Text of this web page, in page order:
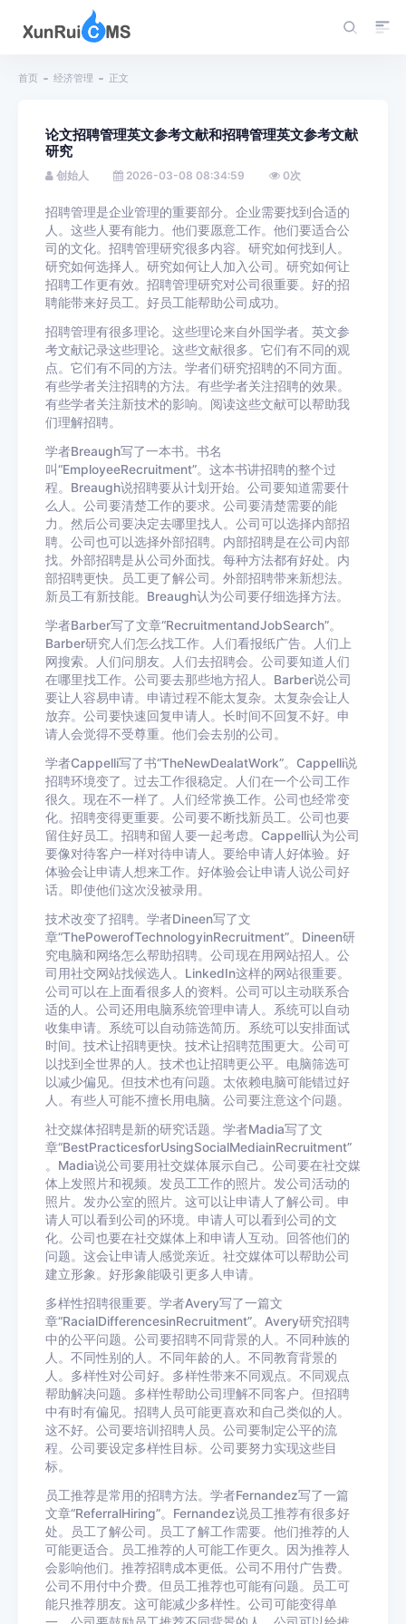
首页 经济管理 正文
论文招聘管理英文参考文献和招聘管理英文参考文献
研究
创始人 2026-03-08 08:34:59 0次
招聘管理是企业管理的重要部分。企业需要找到合适的
人。这些人要有能力。他们要愿意工作。他们要适合公
司的文化。招聘管理研究很多内容。研究如何找到人。
研究如何选择人。研究如何让人加入公司。研究如何让
招聘工作更有效。招聘管理研究对公司很重要。好的招
聘能带来好员工。好员工能帮助公司成功。
招聘管理有很多理论。这些理论来自外国学者。英文参
考文献记录这些理论。这些文献很多。它们有不同的观
点。它们有不同的方法。学者们研究招聘的不同方面。
有些学者关注招聘的方法。有些学者关注招聘的效果。
有些学者关注新技术的影响。阅读这些文献可以帮助我
们理解招聘。
学者Breaugh写了一本书。书名
叫“EmployeeRecruitment”。这本书讲招聘的整个过
程。Breaugh说招聘要从计划开始。公司要知道需要什
么人。公司要清楚工作的要求。公司要清楚需要的能
力。然后公司要决定去哪里找人。公司可以选择内部招
聘。公司也可以选择外部招聘。内部招聘是在公司内部
找。外部招聘是从公司外面找。每种方法都有好处。内
部招聘更快。员工更了解公司。外部招聘带来新想法。
新员工有新技能。Breaugh认为公司要仔细选择方法。
学者Barber写了文章“RecruitmentandJobSearch”。
Barber研究人们怎么找工作。人们看报纸广告。人们上
网搜索。人们问朋友。人们去招聘会。公司要知道人们
在哪里找工作。公司要去那些地方招人。Barber说公司
要让人容易申请。申请过程不能太复杂。太复杂会让人
放弃。公司要快速回复申请人。长时间不回复不好。申
请人会觉得不受尊重。他们会去别的公司。
学者Cappelli写了书“TheNewDealatWork”。Cappelli说
招聘环境变了。过去工作很稳定。人们在一个公司工作
很久。现在不一样了。人们经常换工作。公司也经常变
化。招聘变得更重要。公司要不断找新员工。公司也要
留住好员工。招聘和留人要一起考虑。Cappelli认为公司
要像对待客户一样对待申请人。要给申请人好体验。好
体验会让申请人想来工作。好体验会让申请人说公司好
话。即使他们这次没被录用。
技术改变了招聘。学者Dineen写了文
章“ThePowerofTechnologyinRecruitment”。Dineen研
究电脑和网络怎么帮助招聘。公司现在用网站招人。公
司用社交网站找候选人。LinkedIn这样的网站很重要。
公司可以在上面看很多人的资料。公司可以主动联系合
适的人。公司还用电脑系统管理申请人。系统可以自动
收集申请。系统可以自动筛选简历。系统可以安排面试
时间。技术让招聘更快。技术让招聘范围更大。公司可
以找到全世界的人。技术也让招聘更公平。电脑筛选可
以减少偏见。但技术也有问题。太依赖电脑可能错过好
人。有些人可能不擅长用电脑。公司要注意这个问题。
社交媒体招聘是新的研究话题。学者Madia写了文
章“BestPracticesforUsingSocialMediainRecruitment”
。Madia说公司要用社交媒体展示自己。公司要在社交媒
体上发照片和视频。发员工工作的照片。发公司活动的
照片。发办公室的照片。这可以让申请人了解公司。申
请人可以看到公司的环境。申请人可以看到公司的文
化。公司也要在社交媒体上和申请人互动。回答他们的
问题。这会让申请人感觉亲近。社交媒体可以帮助公司
建立形象。好形象能吸引更多人申请。
多样性招聘很重要。学者Avery写了一篇文
章“RacialDifferencesinRecruitment”。Avery研究招聘
中的公平问题。公司要招聘不同背景的人。不同种族的
人。不同性别的人。不同年龄的人。不同教育背景的
人。多样性对公司好。多样性带来不同观点。不同观点
帮助解决问题。多样性帮助公司理解不同客户。但招聘
中有时有偏见。招聘人员可能更喜欢和自己类似的人。
这不好。公司要培训招聘人员。公司要制定公平的流
程。公司要设定多样性目标。公司要努力实现这些目
标。
员工推荐是常用的招聘方法。学者Fernandez写了一篇
文章“ReferralHiring”。Fernandez说员工推荐有很多好
处。员工了解公司。员工了解工作需要。他们推荐的人
可能更适合。员工推荐的人可能工作更久。因为推荐人
会影响他们。推荐招聘成本更低。公司不用付广告费。
公司不用付中介费。但员工推荐也可能有问题。员工可
能只推荐朋友。这可能减少多样性。公司可能变得单